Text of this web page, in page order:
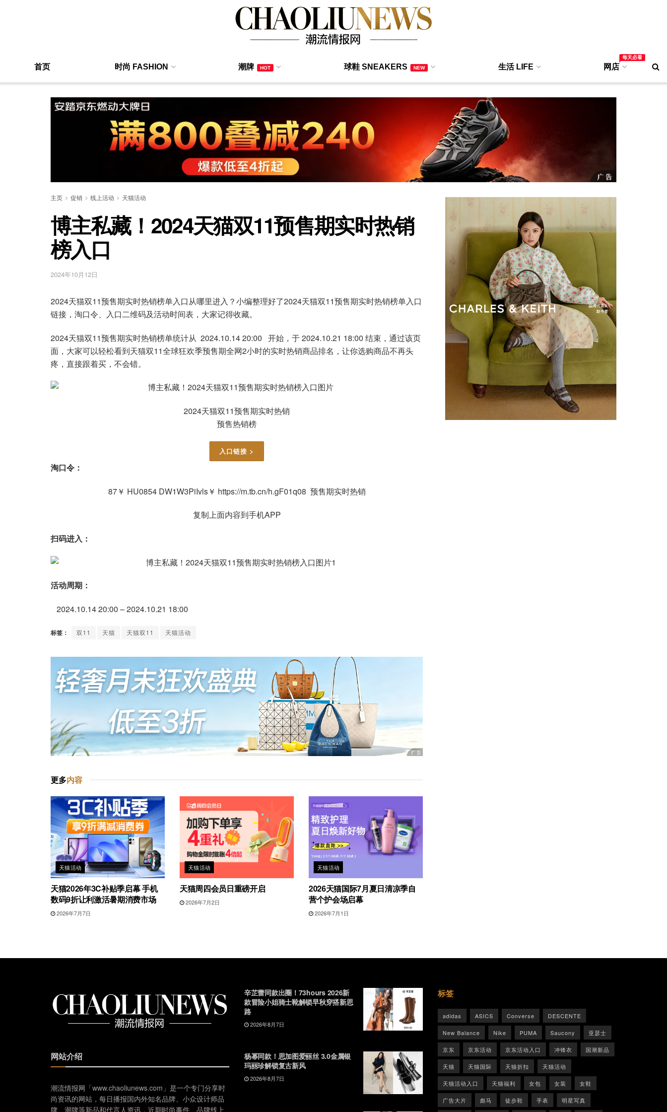
首页 时尚 FASHION 潮牌 HOT 球鞋 SNEAKERS NEW 生活 LIFE 网店
每天必看
主页 促销 线上活动 天猫活动
博主私藏！2024天猫双11预售期实时热销
榜入口
2024年10月12日
2024天猫双11预售期实时热销榜单入口从哪里进入？小编整理好了2024天猫双11预售期实时热销榜单入口
链接，淘口令、入口二维码及活动时间表，大家记得收藏。
2024天猫双11预售期实时热销榜单统计从 2024.10.14 20:00 开始，于 2024.10.21 18:00 结束，通过该页
面，大家可以轻松看到天猫双11全球狂欢季预售期全网2小时的实时热销商品排名，让你选购商品不再头
疼，直接跟着买，不会错。
2024天猫双11预售期实时热销
预售热销榜
入口链接 >
淘口令：
87￥ HU0854 DW1W3PiIvls￥ https://m.tb.cn/h.gF01q08 预售期实时热销
复制上面内容到手机APP
扫码进入：
活动周期：
2024.10.14 20:00 – 2024.10.21 18:00
标签： 双11 天猫 天猫双11 天猫活动
更多内容
天猫活动
天猫2026年3C补贴季启幕 手机
数码9折让利激活暑期消费市场
2026年7月7日
天猫活动
天猫周四会员日重磅开启
2026年7月2日
天猫活动
2026天猫国际7月夏日清凉季自
营个护会场启幕
2026年7月1日
网站介绍
潮流情报网「www.chaoliunews.com」是一个专门分享时
尚资讯的网站，每日播报国内外知名品牌、小众设计师品
牌、潮牌等新品和代言人资讯，近期时尚事件、品牌线上
辛芷蕾同款出圈！73hours 2026新
款冒险小姐骑士靴解锁早秋穿搭新思
路
2026年8月7日
杨幂同款！思加图爱丽丝 3.0金属银
玛丽珍解锁复古新风
2026年8月7日
标签
adidas ASICS Converse DESCENTE
New Balance Nike PUMA Saucony 亚瑟士
京东 京东活动 京东活动入口 冲锋衣 国潮新品
天猫 天猫国际 天猫折扣 天猫活动
天猫活动入口 天猫福利 女包 女装 女鞋
广告大片 彪马 徒步鞋 手表 明星写真